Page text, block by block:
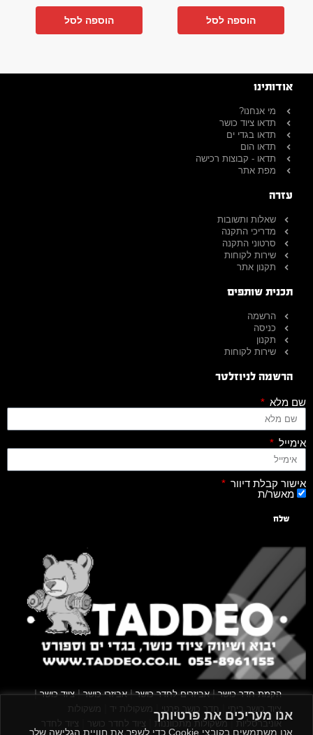
אנו מעריכים את פרטיותך
אנו משתמשים בקובצי Cookie כדי לשפר את חוויית הגלישה שלך,
הוספה לסל הוספה לסל
אודותינו
מי אנחנו?
תדאו ציוד כושר
תדאו בגדי ים
תדאו הום
תדאו - קבוצות רכישה
מפת אתר
עזרה
שאלות ותשובות
מדריכי התקנה
סרטוני התקנה
שירות לקוחות
תקנון אתר
תכנית שותפים
הרשמה
כניסה
תקנון
שירות לקוחות
הרשמה לניוזלטר
שם מלא
אימייל
אישור קבלת דיוור
מאשר/ת
שלח
הקמת חדר כושר|אביזרים לחדר כושר|אביזרי כושר|ציוד כושר|
ציוד כושר ביתי חדר כושר פרטי משקולות יד
משקולות
אוניברסליות |משקולות מתכווננות ציוד לחדר כושר
ציוד לחדר